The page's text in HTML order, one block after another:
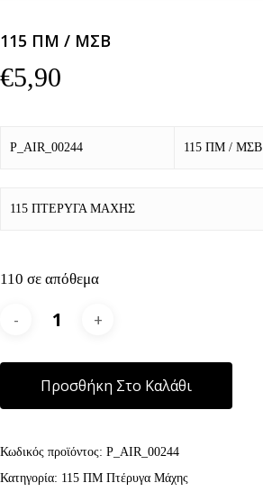
115 ΠΜ / ΜΣΒ
€5,90
P_AIR_00244 115 ΠΜ / ΜΣΒ
115 ΠΤΕΡΥΓΑ ΜΑΧΗΣ
110 σε απόθεμα
Προσθήκη Στο Καλάθι
Κωδικός προϊόντος: P_AIR_00244
Κατηγορία: 115 ΠΜ Πτέρυγα Μάχης